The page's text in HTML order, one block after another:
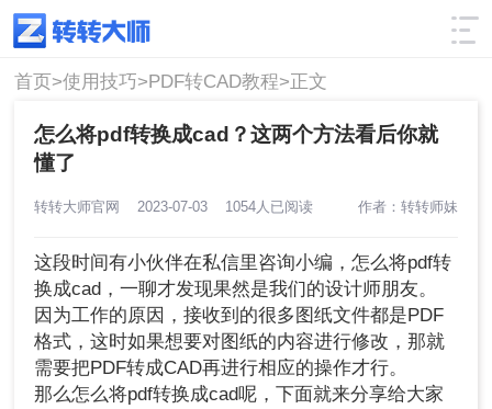
使用技巧 筛选
首页>使用技巧>PDF转CAD教程>正文
怎么将pdf转换成cad？这两个方法看后你就
懂了
转转大师官网 2023-07-03 1054人已阅读 作者：转转师妹
这段时间有小伙伴在私信里咨询小编，怎么将pdf转
换成cad，一聊才发现果然是我们的设计师朋友。
因为工作的原因，接收到的很多图纸文件都是PDF
格式，这时如果想要对图纸的内容进行修改，那就
需要把PDF转成CAD再进行相应的操作才行。
那么怎么将pdf转换成cad呢，下面就来分享给大家